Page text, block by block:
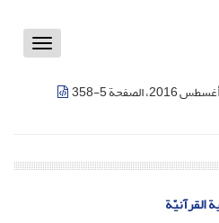
Toggle
القرآنیّة